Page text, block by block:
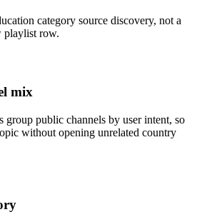
category source discovery, not a
playlist row.
mix
group public channels by user intent, so
without opening unrelated country